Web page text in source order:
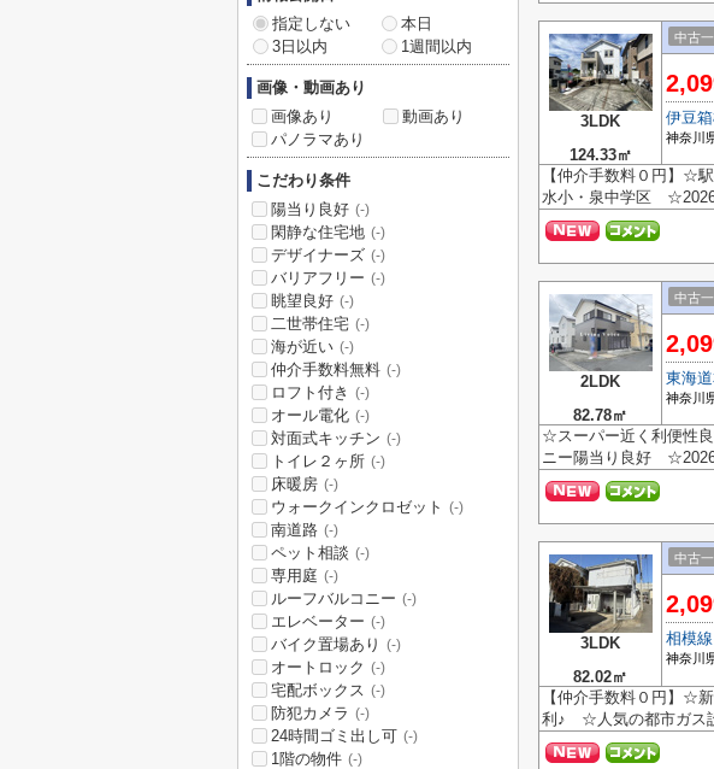
3LDK
124.33㎡
中古
伊豆
神奈川
【仲介手数料０円】
水小・泉中学区
2LDK
82.78㎡
中古
東海
神奈川
☆スーパー近く利便
ニー陽当り良好
3LDK
82.02㎡
中古
相模線
神奈川
【仲介手数料０円】☆
利♪ ☆人気の都市ガス
指定しない
本日
3日以内
1週間以内
画像・動画あり
画像あり
動画あり
パノラマあり
こだわり条件
陽当り良好 (-)
閑静な住宅地 (-)
デザイナーズ (-)
バリアフリー (-)
眺望良好 (-)
二世帯住宅 (-)
海が近い (-)
仲介手数料無料 (-)
ロフト付き (-)
オール電化 (-)
対面式キッチン (-)
トイレ２ヶ所 (-)
床暖房 (-)
ウォークインクロゼット (-)
南道路 (-)
ペット相談 (-)
専用庭 (-)
ルーフバルコニー (-)
エレベーター (-)
バイク置場あり (-)
オートロック (-)
宅配ボックス (-)
防犯カメラ (-)
24時間ゴミ出し可 (-)
1階の物件 (-)